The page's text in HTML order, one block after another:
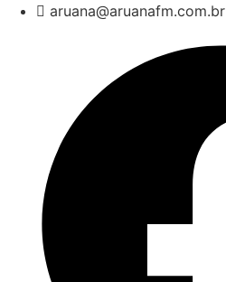
aruana@aruanafm.com.br